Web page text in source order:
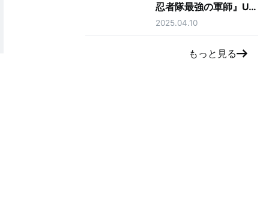
忍者隊最強の軍師』U-
NEXTで独占先行レン
タル配信開始！
2025.04.10
もっと見る